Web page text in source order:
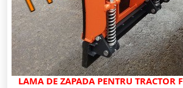
LAMA DE ZAPADA PENTRU TRACTOR